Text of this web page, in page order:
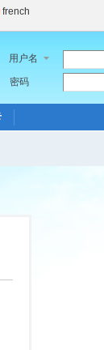
french
用户名
密码